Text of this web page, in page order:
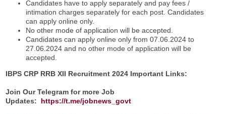
Candidates have to apply separately and pay fees /
intimation charges separately for each post. Candidates
can apply online only.
No other mode of application will be accepted.
Candidates can apply online only from 07.06.2024 to
27.06.2024 and no other mode of application will be
accepted.
IBPS CRP RRB XII Recruitment 2024 Important Links:
Join Our Telegram for more Job
Updates:
https://t.me/jobnews_govt